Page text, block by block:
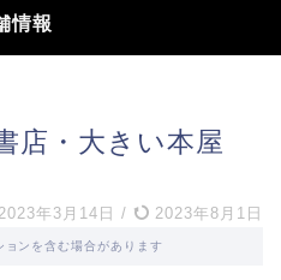
情報
店・大きい本屋
2023年3月14日 / 2023年8月1日
ンを含む場合があります